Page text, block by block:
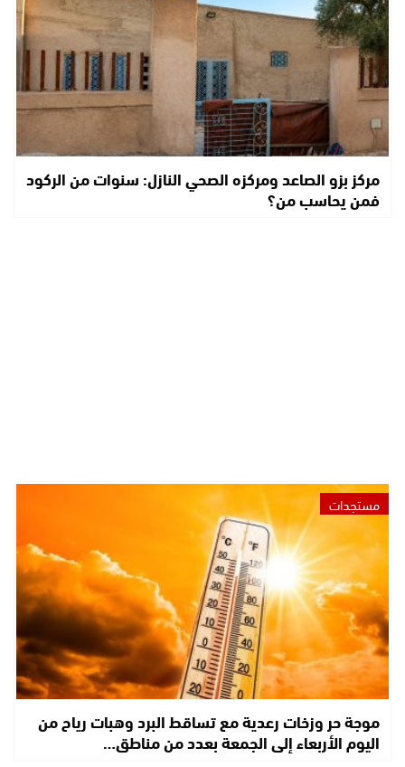
مركز بزو الصاعد ومركزه الصحي النازل: سنوات من الركود
فمن يحاسب من؟
مستجدات
موجة حر وزخات رعدية مع تساقط البرد وهبات رياح من
اليوم الأربعاء إلى الجمعة بعدد من مناطق…